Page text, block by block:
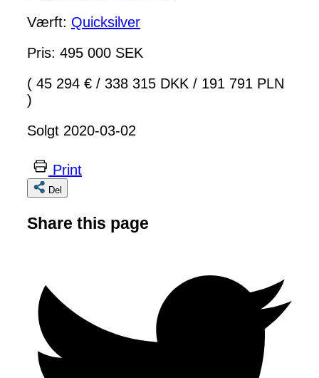
Værft: Quicksilver
Pris: 495 000 SEK
( 45 294 € / 338 315 DKK / 191 791 PLN
)
Solgt 2020-03-02
Print
Del
Share this page